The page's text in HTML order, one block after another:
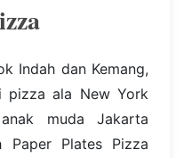
Indah dan Kemang,
pizza ala New York
muda Jakarta
Paper Plates Pizza